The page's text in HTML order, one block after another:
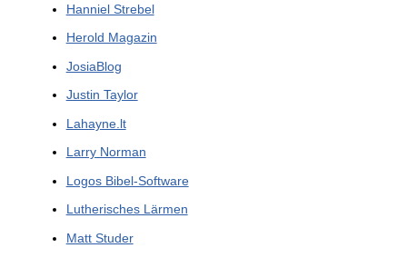
Hanniel Strebel
Herold Magazin
JosiaBlog
Justin Taylor
Lahayne.lt
Larry Norman
Logos Bibel-Software
Lutherisches Lärmen
Matt Studer